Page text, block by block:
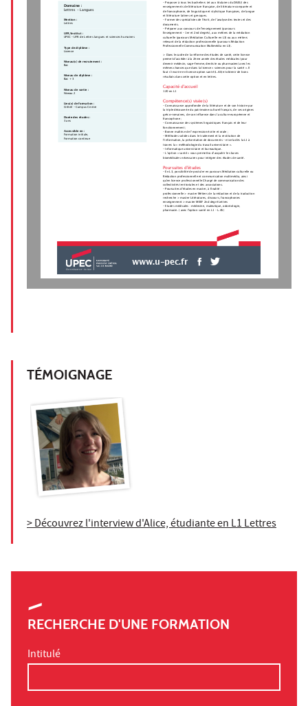
- Proposer à tous les bacheliers (et aux titulaires du DAEU) des
enseignements de littérature française, de littérature comparée et
de francophonie, de linguistique et stylistique françaises, de langue
et littérature latines et grecques.
- Former des spécialistes de l'écrit, de l'analyse des textes et des
documents.
- Préparer aux concours de l'enseignement (parcours
Enseignement - 1er et 2nd degrés), aux métiers de la médiation
culturelle (parcours Médiation Culturelle en L3) ou aux métiers
relevant de la rédaction professionnelle (parcours Rédaction
Professionnelle Communication Multimédia en L3).
> Dans le cadre de la réforme des études de santé, cette licence
permet d’accéder à la 2ème année des études médicales (pour
devenir médecin, sage-femme, dentiste ou pharmacien) avec les
mêmes chances que dans la licence « sciences pour la santé ». Il
faut s’inscrire en licence option santé (L.AS) et obtenir de bons
résultats dans cette option et en lettres.
Capacité d'accueil
120 en L1
Compétence(s) visée(s)
- Connaissance approfondie de la littérature et de son histoire par
la triple découverte du patrimoine culturel français, de ses origines
gréco-romaines, de son influence dans la culture européenne et
francophone ;
- Connaissance des systèmes linguistiques français et de leur
fonctionnement ;
- Bonne maîtrise de l’expression écrite et orale ;
- Méthodes solides dans le traitement et la restitution de
l’information, la présentation de documents – et cela dès la L1 à
travers la « méthodologie du travail universitaire ».
- Informatique universitaire et bureautique.
- L’option « santé » vous permettra d’acquérir les bases
biomédicales nécessaires pour intégrer des études de santé.
Poursuites d'études
- En L3, possibilité de postuler en parcours Médiation culturelle ou
Rédaction professionnelle et communication multimédia, ainsi
qu'en licence professionnelle Chargé de communication des
collectivités territoriales et des associations.
- Poursuites d'études en master, à finalité :
professionnelle > master Métiers de la rédaction et de la traduction
recherche > master Littératures, discours, francophonies
enseignement > master MEEF 2nd degré Lettres
- Etudes médicales : médecine, maïeutique, odontologie,
pharmacie. ( avec l'option santé en L1 - L.AS)
Domaine :
Lettres - Langues
Mention :
Lettres
UFR/Institut :
UPEC - UFR de Lettres langues et sciences humaines
Type de diplôme :
Licence
Niveau(x) de recrutement :
Bac
Niveau de diplôme :
Bac + 3
Niveau de sortie :
Niveau 2
Lieu(x) de formation :
Créteil - Campus Centre
Durée des études :
3 ans
Accessible en :
Formation initiale,
Formation continue
www.u-pec.fr
TÉMOIGNAGE
> Découvrez l'interview d'Alice, étudiante en L1 Lettres
RECHERCHE D'UNE FORMATION
Intitulé